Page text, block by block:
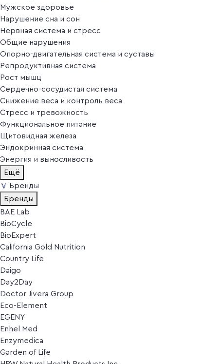
Мужское здоровье
Нарушение сна и сон
Нервная система и стресс
Общие нарушения
Опорно-двигательная система и суставы
Репродуктивная система
Рост мышц
Сердечно-сосудистая система
Снижение веса и контроль веса
Стресс и тревожность
Функциональное питание
Щитовидная железа
Эндокринная система
Энергия и выносливость
Ещё
Бренды
Бренды
BAE Lab
BioCycle
BioExpert
California Gold Nutrition
Country Life
Daigo
Day2Day
Doctor Jivera Group
Eco-Element
EGENY
Enhel Med
Enzymedica
Garden of Life